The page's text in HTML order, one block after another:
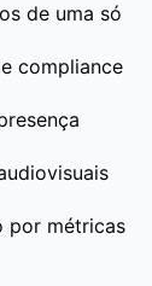
de uma só
compliance
por métricas